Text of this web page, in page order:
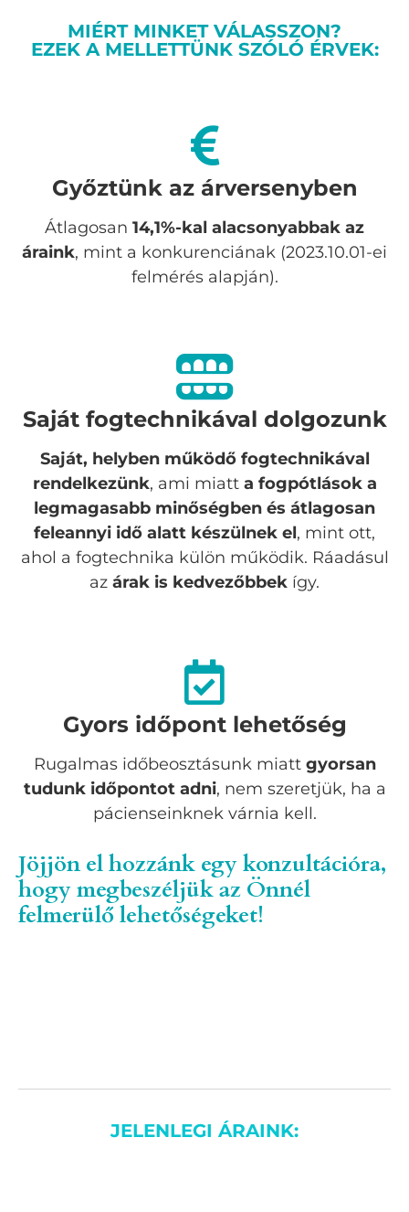
MIÉRT MINKET VÁLASSZON?
EZEK A MELLETTÜNK SZÓLÓ ÉRVEK:
Győztünk az árversenyben
Átlagosan 14,1%-kal alacsonyabbak az
áraink, mint a konkurenciának (2023.10.01-ei
felmérés alapján).
Saját fogtechnikával dolgozunk
Saját, helyben működő fogtechnikával
rendelkezünk, ami miatt a fogpótlások a
legmagasabb minőségben és átlagosan
feleannyi idő alatt készülnek el, mint ott,
ahol a fogtechnika külön működik. Ráadásul
az árak is kedvezőbbek így.
Gyors időpont lehetőség
Rugalmas időbeosztásunk miatt gyorsan
tudunk időpontot adni, nem szeretjük, ha a
pácienseinknek várnia kell.
Jöjjön el hozzánk egy konzultációra,
hogy megbeszéljük az Önnél
felmerülő lehetőségeket!
JELENLEGI ÁRAINK: